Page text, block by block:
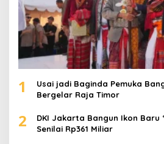
1
Usai jadi Baginda Pemuka
Bergelar Raja Timor
2
DKI Jakarta Bangun Ikon Baru
Senilai Rp361 Miliar